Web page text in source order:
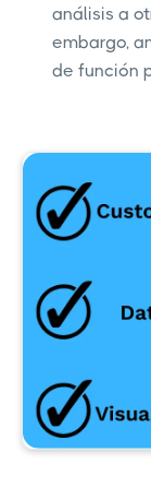
análisis a
embargo,
de función